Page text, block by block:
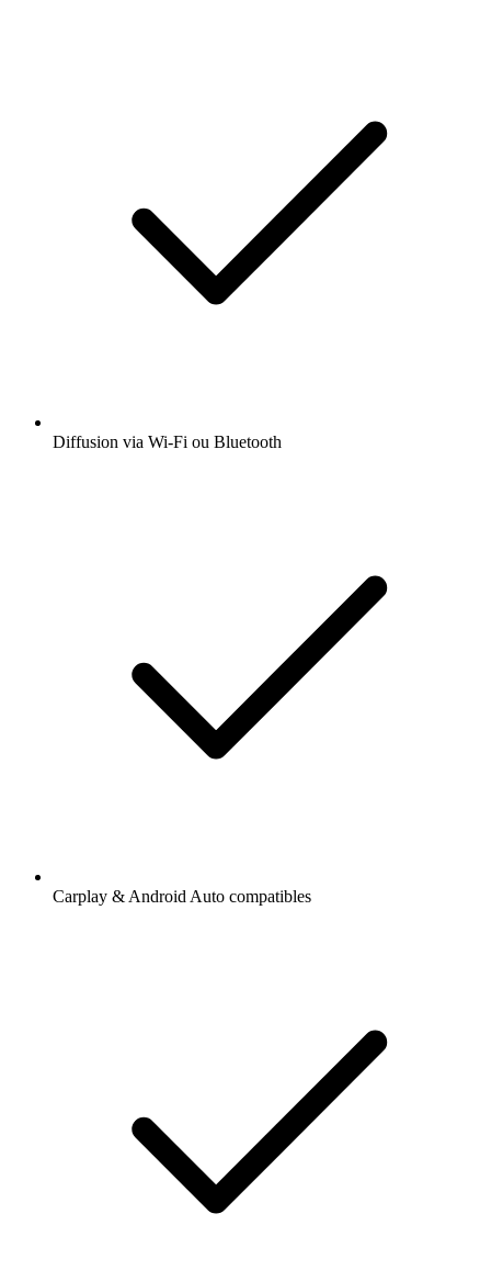
Diffusion via Wi-Fi ou Bluetooth
Carplay & Android Auto compatibles